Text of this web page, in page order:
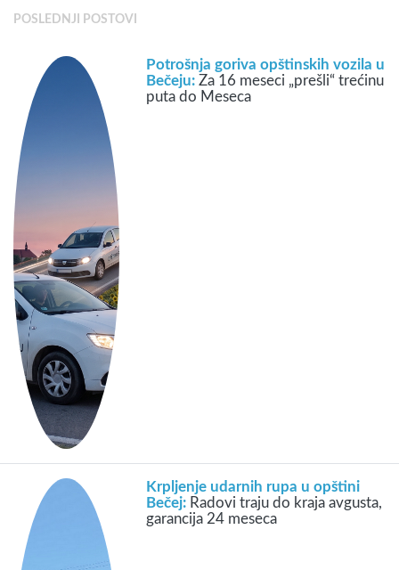
POSLEDNJI POSTOVI
Potrošnja goriva opštinskih vozila u
Bečeju:Za 16 meseci „prešli“ trećinu
puta do Meseca
Krpljenje udarnih rupa u opštini
Bečej: Radovi traju do kraja avgusta,
garancija 24 meseca